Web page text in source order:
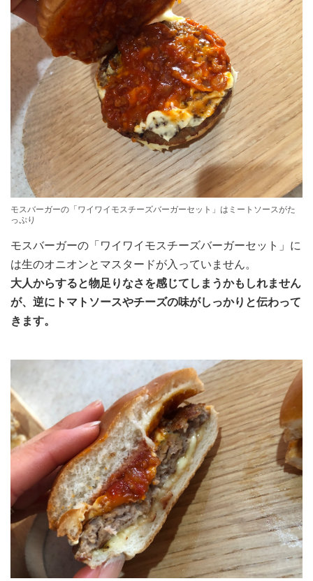
モスバーガーの「ワイワイモスチーズバーガーセット」はミートソースがた
っぷり
モスバーガーの「ワイワイモスチーズバーガーセット」に
は生のオニオンとマスタードが入っていません。
大人からすると物足りなさを感じてしまうかもしれません
が、逆にトマトソースやチーズの味がしっかりと伝わって
きます。